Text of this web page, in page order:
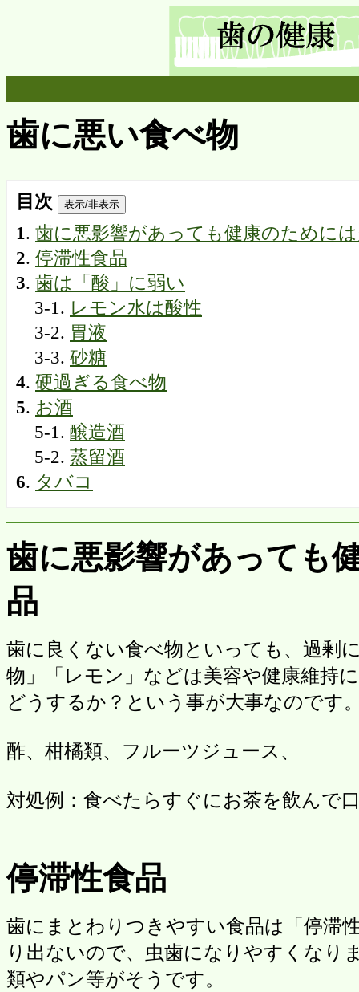
歯に悪い食べ物
目次 表示/非表示
1. 歯に悪影響があっても健康のために
2. 停滞性食品
3. 歯は「酸」に弱い
3-1. レモン水は酸性
3-2. 胃液
3-3. 砂糖
4. 硬過ぎる食べ物
5. お酒
5-1. 醸造酒
5-2. 蒸留酒
6. タバコ
歯に悪影響があっても
品
歯に良くない食べ物といっても、過剰
物」「レモン」などは美容や健康維持
どうするか？という事が大事なのです
酢、柑橘類、フルーツジュース、
対処例：食べたらすぐにお茶を飲んで
停滞性食品
歯にまとわりつきやすい食品は「停滞
り出ないので、虫歯になりやすくなり
類やパン等がそうです。